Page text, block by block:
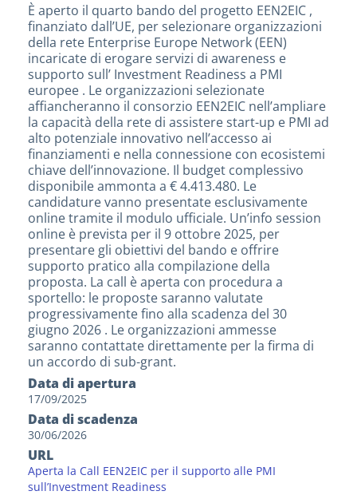
È aperto il quarto bando del progetto EEN2EIC ,
finanziato dall’UE, per selezionare organizzazioni
della rete Enterprise Europe Network (EEN)
incaricate di erogare servizi di awareness e
supporto sull’ Investment Readiness a PMI
europee . Le organizzazioni selezionate
affiancheranno il consorzio EEN2EIC nell’ampliare
la capacità della rete di assistere start-up e PMI ad
alto potenziale innovativo nell’accesso ai
finanziamenti e nella connessione con ecosistemi
chiave dell’innovazione. Il budget complessivo
disponibile ammonta a € 4.413.480. Le
candidature vanno presentate esclusivamente
online tramite il modulo ufficiale. Un’info session
online è prevista per il 9 ottobre 2025, per
presentare gli obiettivi del bando e offrire
supporto pratico alla compilazione della
proposta. La call è aperta con procedura a
sportello: le proposte saranno valutate
progressivamente fino alla scadenza del 30
giugno 2026 . Le organizzazioni ammesse
saranno contattate direttamente per la firma di
un accordo di sub-grant.
Data di apertura
17/09/2025
Data di scadenza
30/06/2026
URL
Aperta la Call EEN2EIC per il supporto alle PMI
sull’Investment Readiness